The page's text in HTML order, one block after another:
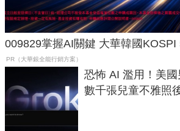
009829掌握AI關鍵 大華韓國KOSPI
PR（大華銀全能行銷方案）
恐怖 AI 濫用！美
數千張兒童不雅照